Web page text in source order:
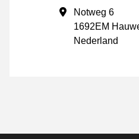
Notweg 6
1692EM
Nederland